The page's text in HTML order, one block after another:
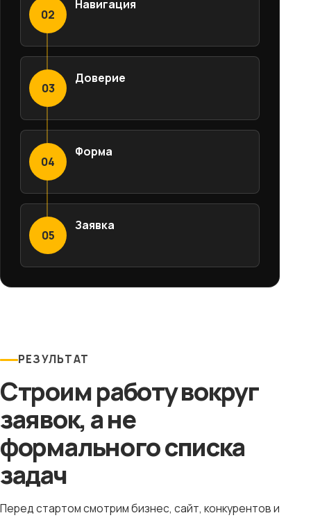
02
Навигация
03
Доверие
04
Форма
05
Заявка
РЕЗУЛЬТАТ
Строим работу вокруг
заявок, а не
формального списка
задач
Перед стартом смотрим бизнес, сайт, конкурентов и